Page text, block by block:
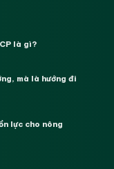
là gì?
mà là hướng đi
lực cho nông